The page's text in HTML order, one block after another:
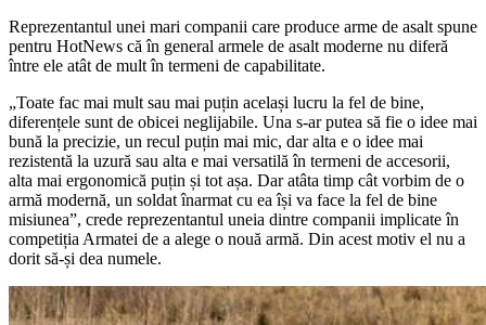
Reprezentantul unei mari companii care produce arme de asalt spune
pentru HotNews că în general armele de asalt moderne nu diferă
între ele atât de mult în termeni de capabilitate.
„Toate fac mai mult sau mai puțin același lucru la fel de bine,
diferențele sunt de obicei neglijabile. Una s-ar putea să fie o idee mai
bună la precizie, un recul puțin mai mic, dar alta e o idee mai
rezistentă la uzură sau alta e mai versatilă în termeni de accesorii,
alta mai ergonomică puțin și tot așa. Dar atâta timp cât vorbim de o
armă modernă, un soldat înarmat cu ea își va face la fel de bine
misiunea”, crede reprezentantul uneia dintre companii implicate în
competiția Armatei de a alege o nouă armă. Din acest motiv el nu a
dorit să-și dea numele.